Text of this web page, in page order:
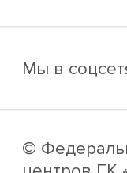
Мы в
©